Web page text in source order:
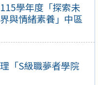
學年度「探索未
與情緒素養」中區
「S級職夢者學院